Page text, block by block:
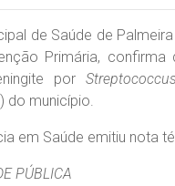
de Saúde de
Primária,
por
do município.
em Saúde emitiu nota
PÚBLICA